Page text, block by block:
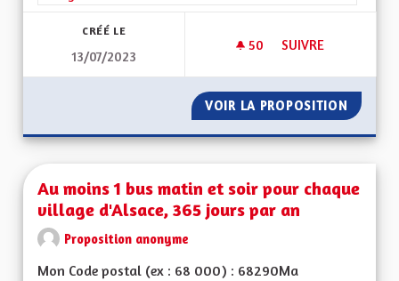
CRÉÉ LE
13/07/2023
50 50 ABONNÉS
SUIVRE
VOIR LA PROPOSITION
Au moins 1 bus matin et soir pour chaque
village d'Alsace, 365 jours par an
Proposition anonyme
Mon Code postal (ex : 68 000) : 68290Ma